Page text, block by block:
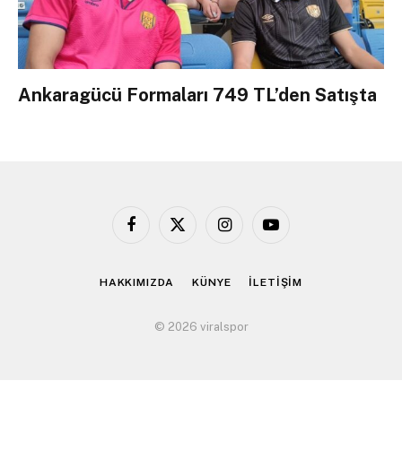
Ankaragücü Formaları 749 TL’den Satışta
Facebook
X
InstagramYouTube
HAKKIMIZDA KÜNYE İLETİŞİM
© 2026 viralspor